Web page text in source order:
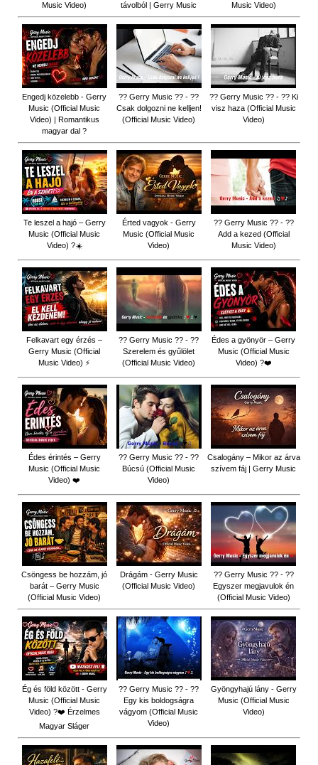
Music Video)
távolból | Gerry Music
Music Video)
Engedj közelebb - Gerry
Music (Official Music
Video) | Romantikus
magyar dal ?
?? Gerry Music ?? - ??
Csak dolgozni ne kelljen!
(Official Music Video)
?? Gerry Music ?? - ?? Ki
visz haza (Official Music
Video)
Te leszel a hajó – Gerry
Music (Official Music
Video) ?☀️
Érted vagyok - Gerry
Music (Official Music
Video)
?? Gerry Music ?? - ??
Add a kezed (Official
Music Video)
Felkavart egy érzés –
Gerry Music (Official
Music Video) ⚡
?? Gerry Music ?? - ??
Szerelem és gyűlölet
(Official Music Video)
Édes a gyönyör – Gerry
Music (Official Music
Video) ?❤️
Édes érintés – Gerry
Music (Official Music
Video) ❤️
?? Gerry Music ?? - ??
Búcsú (Official Music
Video)
Csalogány – Mikor az árva
szívem fáj | Gerry Music
Csöngess be hozzám, jó
barát – Gerry Music
(Official Music Video)
Drágám - Gerry Music
(Official Music Video)
?? Gerry Music ?? - ??
Egyszer megjavulok én
(Official Music Video)
Ég és föld között - Gerry
Music (Official Music
Video) ?❤️ Érzelmes
Magyar Sláger
?? Gerry Music ?? - ??
Egy kis boldogságra
vágyom (Official Music
Video)
Gyöngyhajú lány - Gerry
Music (Official Music
Video)